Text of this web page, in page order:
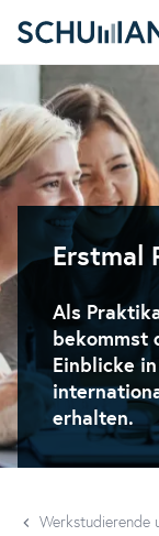
Erstmal
Als
bekommst
Einblicke
erhalten.